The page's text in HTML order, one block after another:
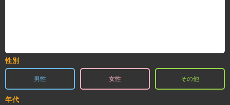
性別
男性 女性 その他
年代